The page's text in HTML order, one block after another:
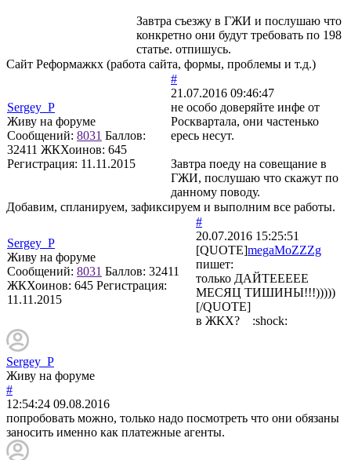
Завтра съезжу в ГЖИ и послушаю что
конкретно они будут требовать по 198
статье. отпишусь.
Сайт Реформажкх (работа сайта, формы, проблемы и т.д.)
Sergey_P
Живу на форуме
Сообщений: 8031 Баллов:
32411 ЖКХоинов: 645
Регистрация: 11.11.2015
#
21.07.2016 09:46:47
не особо доверяйте инфе от
Росквартала, они частенько
ересь несут.
Завтра поеду на совещание в
ГЖИ, послушаю что скажут по
данному поводу.
Добавим, спланируем, зафиксируем и выполним все работы.
Sergey_P
Живу на форуме
Сообщений: 8031 Баллов: 32411
ЖКХоинов: 645 Регистрация:
11.11.2015
#
20.07.2016 15:25:51
[QUOTE]megaMoZZZg
пишет:
только ДАЙТЕЕЕЕЕ
МЕСЯЦ ТИШИНЫ!!!)))))
[/QUOTE]
в ЖКХ? :shock:
Sergey_P
Живу на форуме
#
12:54:24 09.08.2016
попробовать можно, только надо посмотреть что они обязаны
заносить именно как платежные агенты.